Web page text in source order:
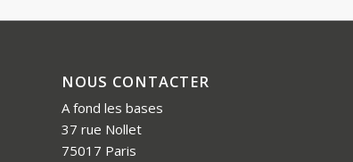
NOUS CONTACTER
A fond les bases
37 rue Nollet
75017 Paris